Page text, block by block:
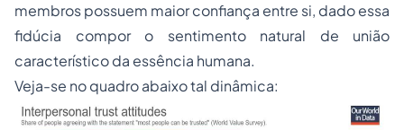
membros possuem maior confiança entre si, dado essa
fidúcia compor o sentimento natural de união
característico da essência humana.
Veja-se no quadro abaixo tal dinâmica: